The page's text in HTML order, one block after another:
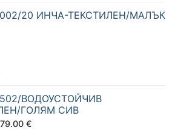
20 ИНЧА-ТЕКСТИЛЕН/МАЛЪК
ВОДОУСТОЙЧИВ
ГОЛЯМ СИВ
79.00 €